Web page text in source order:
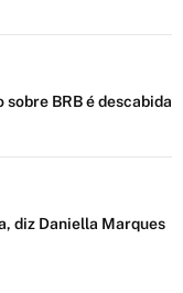
BRB é descabida
diz Daniella Marques